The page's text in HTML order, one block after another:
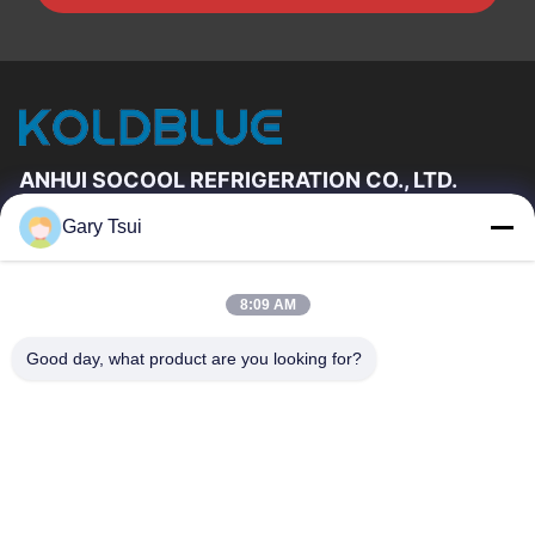
ANHUI SOCOOL REFRIGERATION CO., LTD.
Liens Rapides
Au Sujet De Nous
Visite D'usine
Contrôle De Qualité
Gary Tsui
8:09 AM
Good day, what product are you looking for?